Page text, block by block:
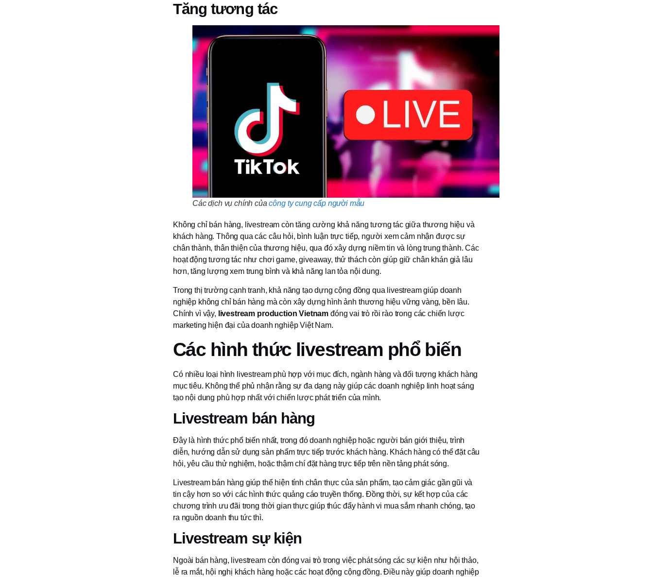
Tăng tương tác
Các dịch vụ chính củacông ty cung cấp người mẫu
Không chỉ bán hàng, livestream còn tăng cường khả năng tương tác giữa thương hiệu và
khách hàng. Thông qua các câu hỏi, bình luận trực tiếp, người xem cảm nhận được sự
chân thành, thân thiện của thương hiệu, qua đó xây dựng niềm tin và lòng trung thành. Các
hoạt động tương tác như chơi game, giveaway, thử thách còn giúp giữ chân khán giả lâu
hơn, tăng lượng xem trung bình và khả năng lan tỏa nội dung.
Trong thị trường cạnh tranh, khả năng tạo dựng cộng đồng qua livestream giúp doanh
nghiệp không chỉ bán hàng mà còn xây dựng hình ảnh thương hiệu vững vàng, bền lâu.
Chính vì vậy, livestream production Vietnam đóng vai trò rồi rào trong các chiến lược
marketing hiện đại của doanh nghiệp Việt Nam.
Các hình thức livestream phổ biến
Có nhiều loại hình livestream phù hợp với mục đích, ngành hàng và đối tượng khách hàng
mục tiêu. Không thể phủ nhận rằng sự đa dạng này giúp các doanh nghiệp linh hoạt sáng
tạo nội dung phù hợp nhất với chiến lược phát triển của mình.
Livestream bán hàng
Đây là hình thức phổ biến nhất, trong đó doanh nghiệp hoặc người bán giới thiệu, trình
diễn, hướng dẫn sử dụng sản phẩm trực tiếp trước khách hàng. Khách hàng có thể đặt câu
hỏi, yêu cầu thử nghiệm, hoặc thậm chí đặt hàng trực tiếp trên nền tảng phát sóng.
Livestream bán hàng giúp thể hiện tính chân thực của sản phẩm, tạo cảm giác gần gũi và
tin cậy hơn so với các hình thức quảng cáo truyền thống. Đồng thời, sự kết hợp của các
chương trình ưu đãi trong thời gian thực giúp thúc đẩy hành vi mua sắm nhanh chóng, tạo
ra nguồn doanh thu tức thì.
Livestream sự kiện
Ngoài bán hàng, livestream còn đóng vai trò trong việc phát sóng các sự kiện như hội thảo,
lễ ra mắt, hội nghị khách hàng hoặc các hoạt động cộng đồng. Điều này giúp doanh nghiệp